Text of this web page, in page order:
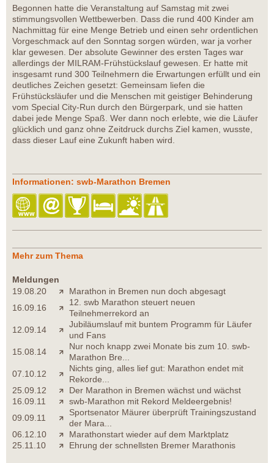
Begonnen hatte die Veranstaltung auf Samstag mit zwei
stimmungsvollen Wettbewerben. Dass die rund 400 Kinder am
Nachmittag für eine Menge Betrieb und einen sehr ordentlichen
Vorgeschmack auf den Sonntag sorgen würden, war ja vorher
klar gewesen. Der absolute Gewinner des ersten Tages war
allerdings der MILRAM-Frühstückslauf gewesen. Er hatte mit
insgesamt rund 300 Teilnehmern die Erwartungen erfüllt und ein
deutliches Zeichen gesetzt: Gemeinsam liefen die
Frühstücksläufer und die Menschen mit geistiger Behinderung
vom Special City-Run durch den Bürgerpark, und sie hatten
dabei jede Menge Spaß. Wer dann noch erlebte, wie die Läufer
glücklich und ganz ohne Zeitdruck durchs Ziel kamen, wusste,
dass dieser Lauf eine Zukunft haben wird.
Informationen: swb-Marathon Bremen
Mehr zum Thema
Meldungen
19.08.20
Marathon in Bremen nun doch abgesagt
16.09.16
12. swb Marathon steuert neuen
Teilnehmerrekord an
12.09.14
Jubiläumslauf mit buntem Programm für Läufer
und Fans
15.08.14
Nur noch knapp zwei Monate bis zum 10. swb-
Marathon Bre...
07.10.12
Nichts ging, alles lief gut: Marathon endet mit
Rekorde...
25.09.12
Der Marathon in Bremen wächst und wächst
16.09.11
swb-Marathon mit Rekord Meldeergebnis!
09.09.11
Sportsenator Mäurer überprüft Trainingszustand
der Mara...
06.12.10
Marathonstart wieder auf dem Marktplatz
25.11.10
Ehrung der schnellsten Bremer Marathonis